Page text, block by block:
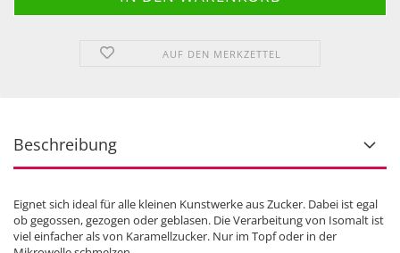
AUF DEN MERKZETTEL
Beschreibung
Eignet sich ideal für alle kleinen Kunstwerke aus Zucker. Dabei ist egal
ob gegossen, gezogen oder geblasen. Die Verarbeitung von Isomalt ist
viel einfacher als von Karamellzucker. Nur im Topf oder in der